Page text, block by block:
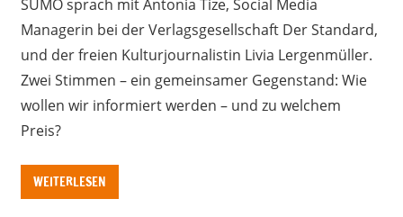
SUMO sprach mit Antonia Tize, Social Media
Managerin bei der Verlagsgesellschaft Der Standard,
und der freien Kulturjournalistin Livia Lergenmüller.
Zwei Stimmen – ein gemeinsamer Gegenstand: Wie
wollen wir informiert werden – und zu welchem
Preis?
WEITERLESEN